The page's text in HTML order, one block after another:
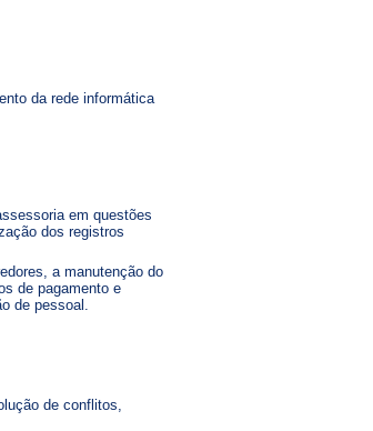
da rede informática
em questões
dos registros
a manutenção do
de pagamento e
de pessoal.
de conflitos,